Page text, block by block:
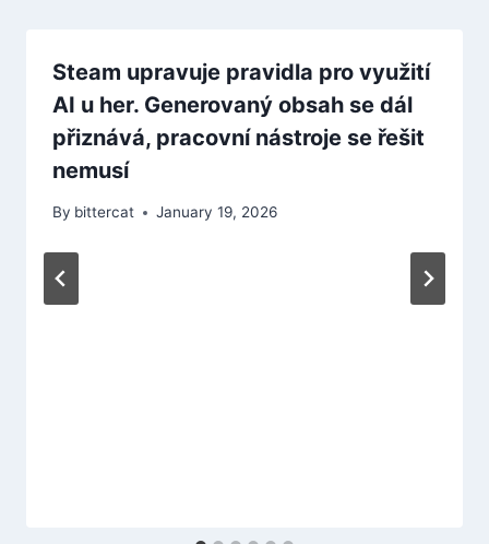
Steam upravuje pravidla pro využití
AI u her. Generovaný obsah se dál
přiznává, pracovní nástroje se řešit
nemusí
By bittercat January 19, 2026